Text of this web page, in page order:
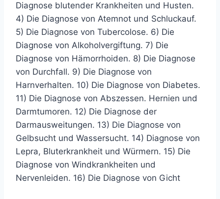
Diagnose blutender Krankheiten und Husten.
4) Die Diagnose von Atemnot und Schluckauf.
5) Die Diagnose von Tubercolose. 6) Die
Diagnose von Alkoholvergiftung. 7) Die
Diagnose von Hämorrhoiden. 8) Die Diagnose
von Durchfall. 9) Die Diagnose von
Harnverhalten. 10) Die Diagnose von Diabetes.
11) Die Diagnose von Abszessen. Hernien und
Darmtumoren. 12) Die Diagnose der
Darmausweitungen. 13) Die Diagnose von
Gelbsucht und Wassersucht. 14) Diagnose von
Lepra, Bluterkrankheit und Würmern. 15) Die
Diagnose von Windkrankheiten und
Nervenleiden. 16) Die Diagnose von Gicht